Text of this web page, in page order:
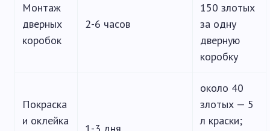
Монтаж
дверных
коробок
2-6 часов
150 злотых
за одну
дверную
коробку
Покраска
и оклейка
около 40
злотых — 5
л краски;